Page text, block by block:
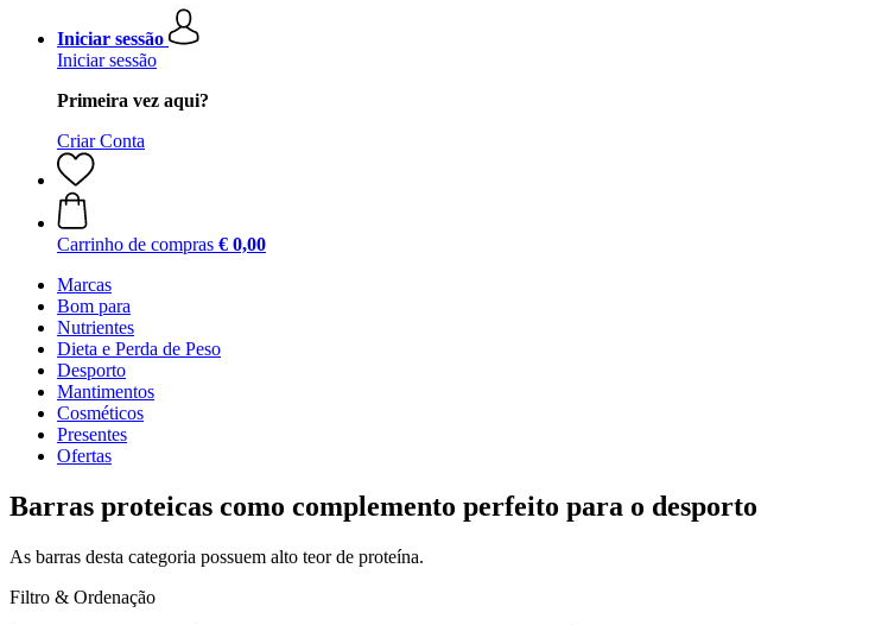
Iniciar sessão
Iniciar sessão
Primeira vez aqui?
Criar Conta
Carrinho de compras € 0,00
Marcas
Bom para
Nutrientes
Dieta e Perda de Peso
Desporto
Mantimentos
Cosméticos
Presentes
Ofertas
Barras proteicas como complemento perfeito para o desporto
As barras desta categoria possuem alto teor de proteína.
Filtro & Ordenação